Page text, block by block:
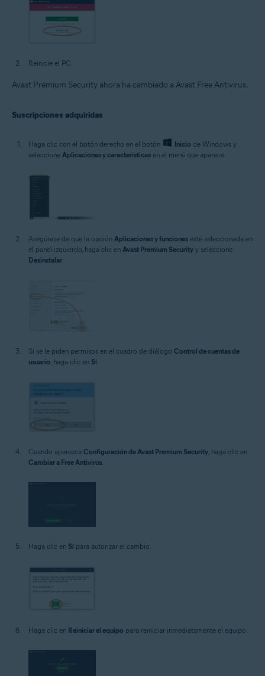
Reinicie el PC.
Avast Premium Security ahora ha cambiado a Avast Free Antivirus.
Suscripciones adquiridas
Haga clic con el botón derecho en el botón Inicio de Windows y
seleccione Aplicaciones y características en el menú que aparece.
Asegúrese de que la opción Aplicaciones y funciones esté seleccionada en
el panel izquierdo, haga clic en Avast Premium Security y seleccione
Desinstalar.
Si se le piden permisos en el cuadro de diálogo Control de cuentas de
usuario, haga clic en Sí.
Cuando aparezca Configuración de Avast Premium Security , haga clic en
Cambiar a Free Antivirus
Haga clic en Sí para autorizar el cambio.
Haga clic en Reiniciar el equipo para reiniciar inmediatamente el equipo.